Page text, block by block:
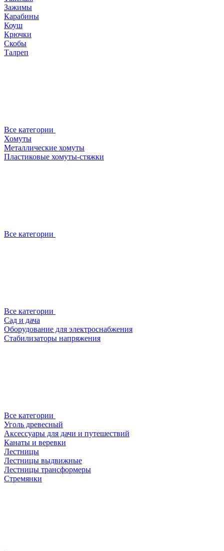
Зажимы
Карабины
Коуш
Крючки
Скобы
Талреп
Все категории
Хомуты
Металлические хомуты
Пластиковые хомуты-стяжки
Все категории
Все категории
Сад и дача
Оборудование для электроснабжения
Стабилизаторы напряжения
Все категории
Уголь древесный
Аксессуары для дачи и путешествий
Канаты и веревки
Лестницы
Лестницы выдвижные
Лестницы трансформеры
Стремянки